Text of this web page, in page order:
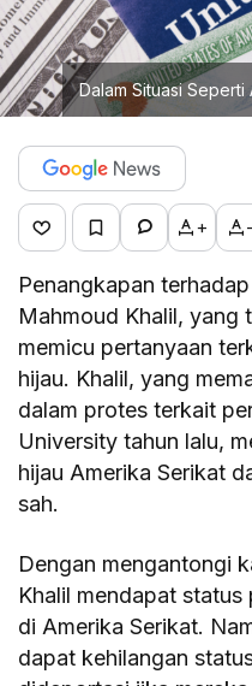
Dalam Situasi Seperti
+ -
Penangkapan
Mahmoud Khalil, yang
memicu pertanyaan
hijau. Khalil, yang
dalam protes terkait
University tahun lalu,
hijau Amerika Serikat
sah.
Dengan mengantongi
Khalil mendapat
di Amerika Serikat.
dapat kehilangan